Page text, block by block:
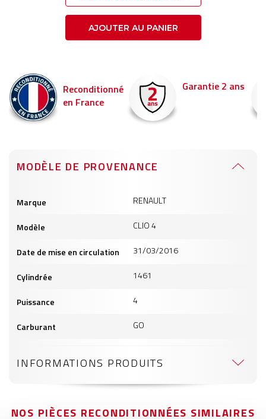
AJOUTER AU PANIER
Reconditionné
en France
Garantie 2 ans
MODÈLE DE PROVENANCE
produits
Marque RENAULT
Modèle CLIO 4
Date de mise en circulation 31/03/2016
Cylindrée 1461
Puissance 4
Carburant GO
INFORMATIONS PRODUITS
NOS PIÈCES RECONDITIONNÉES SIMILAIRES